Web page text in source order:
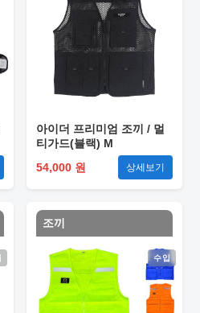
아이더 프리미엄 조끼 / 멀
티가드(블랙) M
54,000 원
상세보기
조끼
수입